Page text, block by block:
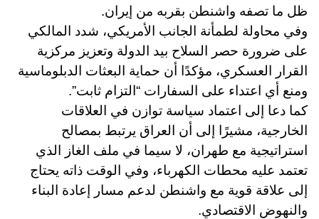
ظل ما تصفه واشنطن بقربه من إيران.
وفي محاولة لطمأنة الجانب الأمريكي، شدد المالكي
على ضرورة حصر السلاح بيد الدولة وتعزيز مركزية
القرار العسكري، مؤكدًا أن حماية البعثات الدبلوماسية
ومنع أي اعتداء على السفارات “التزام ثابت”.
كما دعا إلى اعتماد سياسة توازن في العلاقات
الخارجية، مشيرًا إلى أن العراق يرتبط بمصالح
استراتيجية مع طهران، لا سيما في ملف الغاز الذي
تعتمد عليه محطات الكهرباء، وفي الوقت ذاته يحتاج
إلى علاقة قوية مع واشنطن لدعم مسار إعادة البناء
والنهوض الاقتصادي.